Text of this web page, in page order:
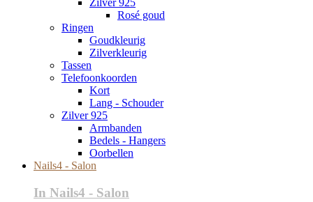
Rosé goud
Ringen
Goudkleurig
Zilverkleurig
Tassen
Telefoonkoorden
Kort
Lang - Schouder
Zilver 925
Armbanden
Bedels - Hangers
Oorbellen
Nails4 - Salon
In Nails4 - Salon